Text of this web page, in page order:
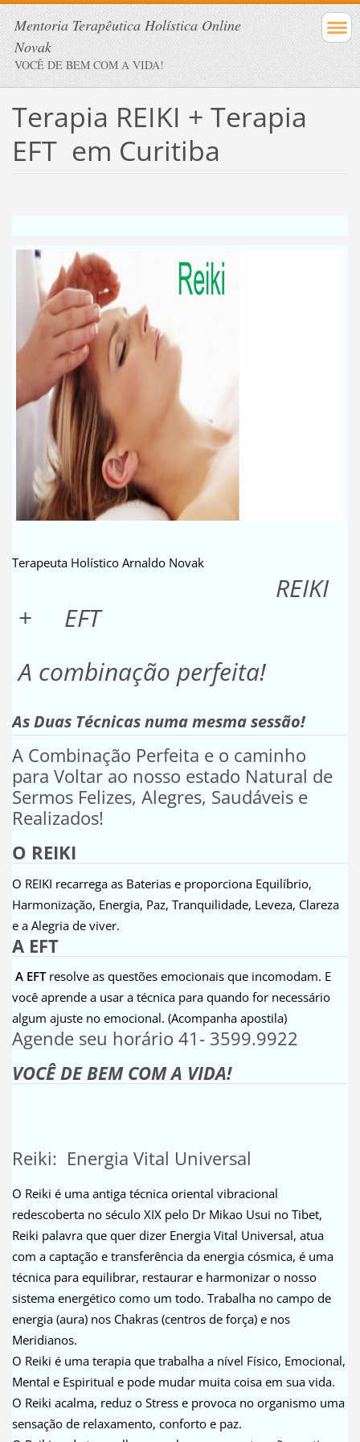
Mentoria Terapêutica Holística Online
Novak
VOCÊ DE BEM COM A VIDA!
Terapia REIKI + Terapia
EFT em Curitiba
Terapeuta Holístico Arnaldo Novak
REIKI
+
EFT
A combinação perfeita!
As Duas Técnicas numa mesma sessão!
A Combinação Perfeita e o caminho
para Voltar ao nosso estado Natural de
Sermos Felizes, Alegres, Saudáveis e
Realizados!
O REIKI
O REIKI recarrega as Baterias e proporciona Equilíbrio,
Harmonização, Energia, Paz, Tranquilidade, Leveza, Clareza
e a Alegria de viver.
A EFT
A EFTresolve as questões emocionais que incomodam. E
você aprende a usar a técnica para quando for necessário
algum ajuste no emocional. (Acompanha apostila)
Agende seu horário 41- 3599.9922
VOCÊ DE BEM COM A VIDA!
Reiki: Energia Vital Universal
O Reiki é uma antiga técnica oriental vibracional
redescoberta no século XIX pelo Dr Mikao Usui no Tibet,
Reiki palavra que quer dizer Energia Vital Universal, atua
com a captação e transferência da energia cósmica, é uma
técnica para equilibrar, restaurar e harmonizar o nosso
sistema energético como um todo. Trabalha no campo de
energia (aura) nos Chakras (centros de força) e nos
Meridianos.
O Reiki é uma terapia que trabalha a nível Físico, Emocional,
Mental e Espiritual e pode mudar muita coisa em sua vida.
O Reiki acalma, reduz o Stress e provoca no organismo uma
sensação de relaxamento, conforto e paz.